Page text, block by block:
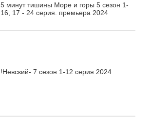
5 минут тишины Море и горы 5 сезон 1-
16, 17 - 24 серия. премьера 2024
!Невский- 7 сезон 1-12 серия 2024